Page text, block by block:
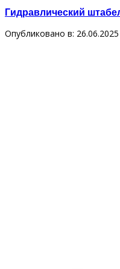
Гидравлический
Опубликовано в: